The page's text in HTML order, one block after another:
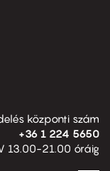
központi szám
+36 1 224 5650
13.00-21.00 óráig